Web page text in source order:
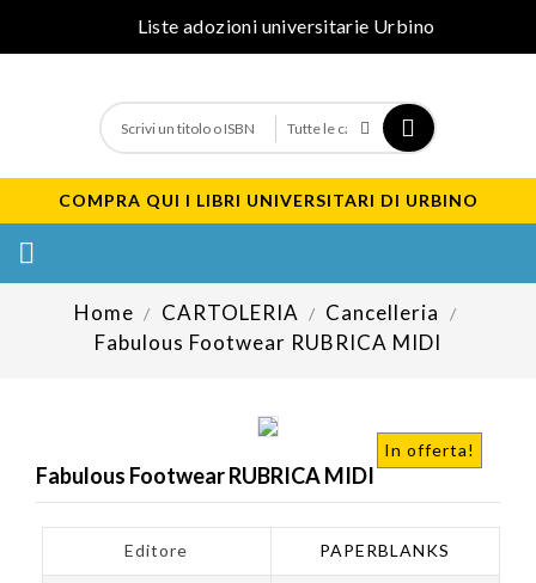
Liste adozioni universitarie Urbino
COMPRA QUI I LIBRI UNIVERSITARI DI URBINO

Home CARTOLERIA
Cancelleria
Fabulous Footwear RUBRICA MIDI
In offerta!
Fabulous Footwear RUBRICA MIDI
Editore PAPERBLANKS